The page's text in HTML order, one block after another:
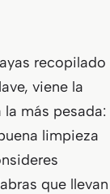
recopilado
viene la
más pesada:
limpieza
que llevan